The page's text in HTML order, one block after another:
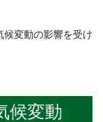
変動の影響を受け
候変動